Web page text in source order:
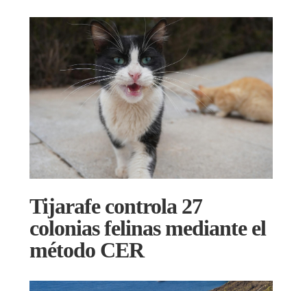
Tijarafe controla 27
colonias felinas mediante el
método CER